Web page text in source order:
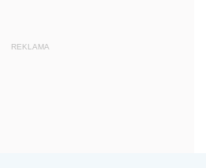
1968REKLAMA